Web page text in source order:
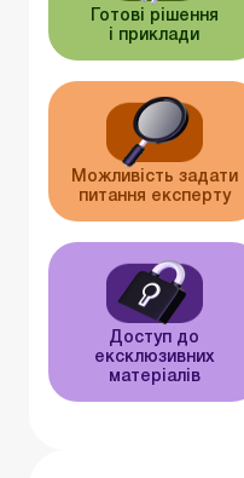
Готові рішення
і приклади
Можливість задати
питання експерту
Доступ до
ексклюзивних
матеріалів